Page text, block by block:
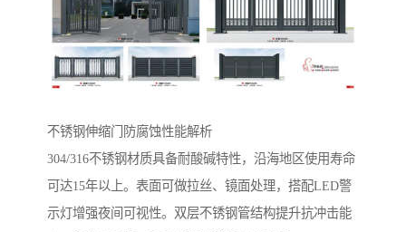
不锈钢伸缩门防腐蚀性能解析‌
304/316不锈钢材质具备耐酸碱特性，沿海地区使用寿命
可达15年以上。表面可做拉丝、镜面处理，搭配LED警
示灯增强夜间可视性。双层不锈钢管结构提升抗冲击能